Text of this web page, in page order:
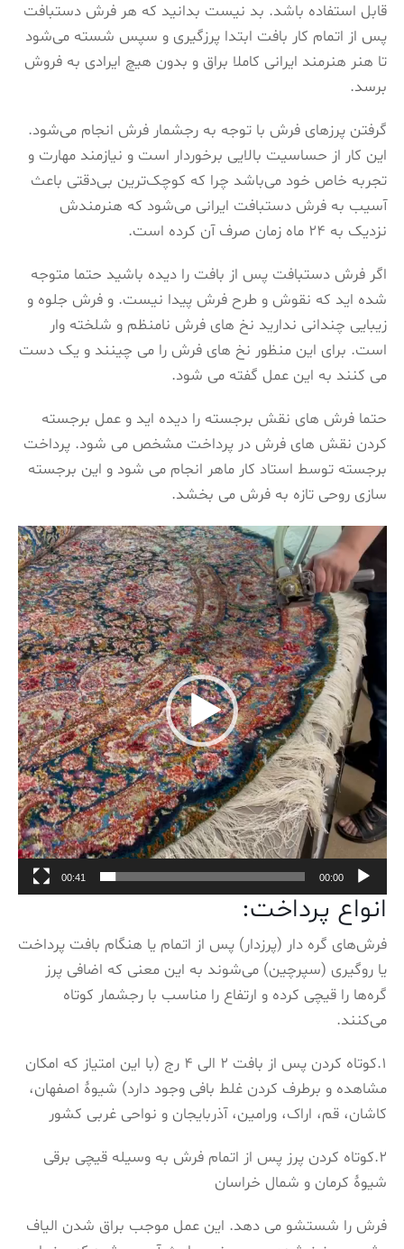
قابل استفاده باشد. بد نیست بدانید که هر فرش دستبافت
پس از اتمام کار بافت ابتدا پرزگیری و سپس شسته می‌شود
تا هنر هنرمند ایرانی کاملا براق و بدون هیچ ایرادی به فروش
برسد.
گرفتن پرزهای فرش با توجه به رجشمار فرش انجام می‌شود.
این کار از حساسیت بالایی برخوردار است و نیازمند مهارت و
تجربه خاص خود می‌باشد چرا که کوچک‌‌‌‌ترین بی‌دقتی باعث
آسیب به فرش دستبافت ایرانی می‌شود که هنرمندش
نزدیک به 24 ماه زمان صرف آن کرده است.
اگر فرش دستبافت پس از بافت را دیده باشید حتما متوجه
شده اید که نقوش و طرح فرش پیدا نیست. و فرش جلوه و
زیبایی چندانی ندارید نخ های فرش نامنظم و شلخته وار
است. برای این منظور نخ های فرش را می چینند و یک دست
می کنند به این عمل گفته می شود.
حتما فرش های نقش برجسته را دیده اید و عمل برجسته
کردن نقش های فرش در پرداخت مشخص می شود. پرداخت
برجسته توسط استاد کار ماهر انجام می شود و این برجسته
سازی روحی تازه به فرش می بخشد.
نمایشگر
ویدیو
00:00
00:41
انواع پرداخت:
فرش‌های گره‌ دار (پرزدار) پس از اتمام یا هنگام بافت پرداخت
یا روگیری (سپرچین) می‌شوند به این معنی که اضافی پرز
گره‌ها را قیچی کرده و ارتفاع را مناسب با رجشمار کوتاه
می‌کنند.
۱.کوتاه کردن پس از بافت ۲ الی ۴ رج (با این امتیاز که امکان
مشاهده و برطرف کردن غلط‌ بافی وجود دارد) شیوۀ اصفهان،
کاشان، قم، اراک، ورامین، آذربایجان و نواحی غربی کشور
۲.کوتاه کردن پرز پس از اتمام فرش به وسیله قیچی برقی
شیوۀ کرمان و شمال خراسان
فرش را شستشو می دهد. این عمل موجب براق شدن الیاف